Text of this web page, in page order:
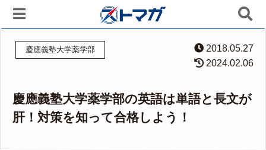
慶應義塾大学薬学部
2018.05.27
2024.02.06
慶應義塾大学薬学部の英語は単語と長文が
肝！対策を知って合格しよう！